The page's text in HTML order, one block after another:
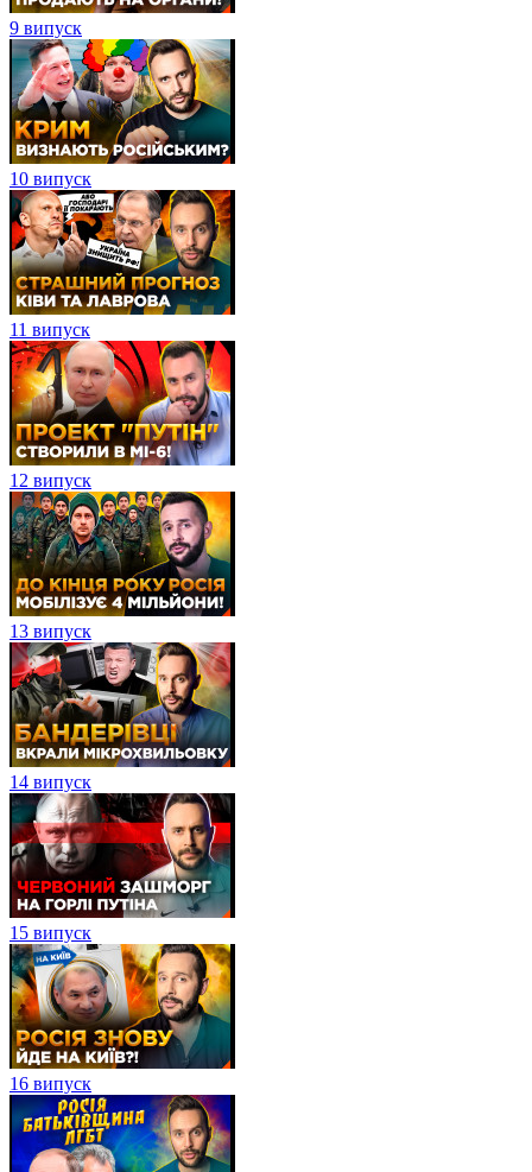
9 випуск
10 випуск
11 випуск
12 випуск
13 випуск
14 випуск
15 випуск
16 випуск